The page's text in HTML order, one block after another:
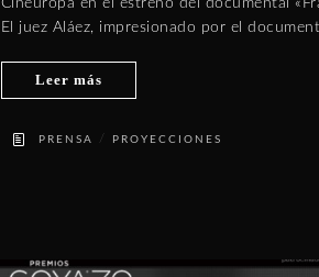
Cineuropa en el estreno del documental
El juez Aláez, impresionado por el
Leer más
PRENSA / PROYECCIONES